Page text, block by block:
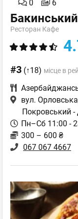
0 6
Ресторан Кафе
#3 (↑18) місце в
вул.
Покровський -
Пн–Сб 11:00 -
300 – 600 ₴
067 067 4667